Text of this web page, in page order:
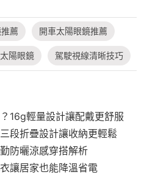
薦 開車太陽眼鏡推薦
陽眼鏡 駕駛視線清晰技巧
16g輕量設計讓配戴更舒服
段折疊設計讓收納更輕鬆
防曬涼感穿搭解析
讓居家也能降溫省電